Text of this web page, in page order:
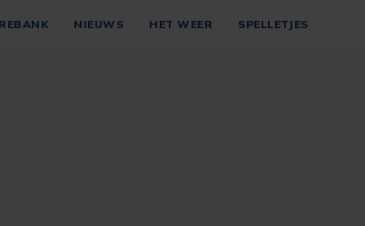
NIEUWS HET WEER SPELLETJES